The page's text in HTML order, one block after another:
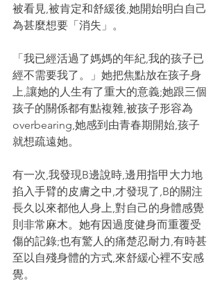
被看見,被肯定和舒緩後,她開始明白自己
為甚麼想要「消失」。
「我已經活過了媽媽的年紀,我的孩子已
經不需要我了。」她把焦點放在孩子身
上,讓她的人生有了重大的意義;她跟三個
孩子的關係都有點複雜,被孩子形容為
overbearing,她感到由青春期開始,孩子
就想疏遠她。
有一次,我發現B邊說時,邊用指甲大力地
掐入手臂的皮膚之中,才發現了,B的關注
長久以來都他人身上,對自己的身體感覺
則非常麻木。她有因過度健身而重覆受
傷的記錄;也有驚人的痛楚忍耐力,有時甚
至以自殘身體的方式,來舒緩心裡不安感
覺。